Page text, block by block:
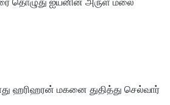
தொழுது ஐயனின் அருள் மலை
ஹரிஹரன் மகனை துதித்து செல்வார்